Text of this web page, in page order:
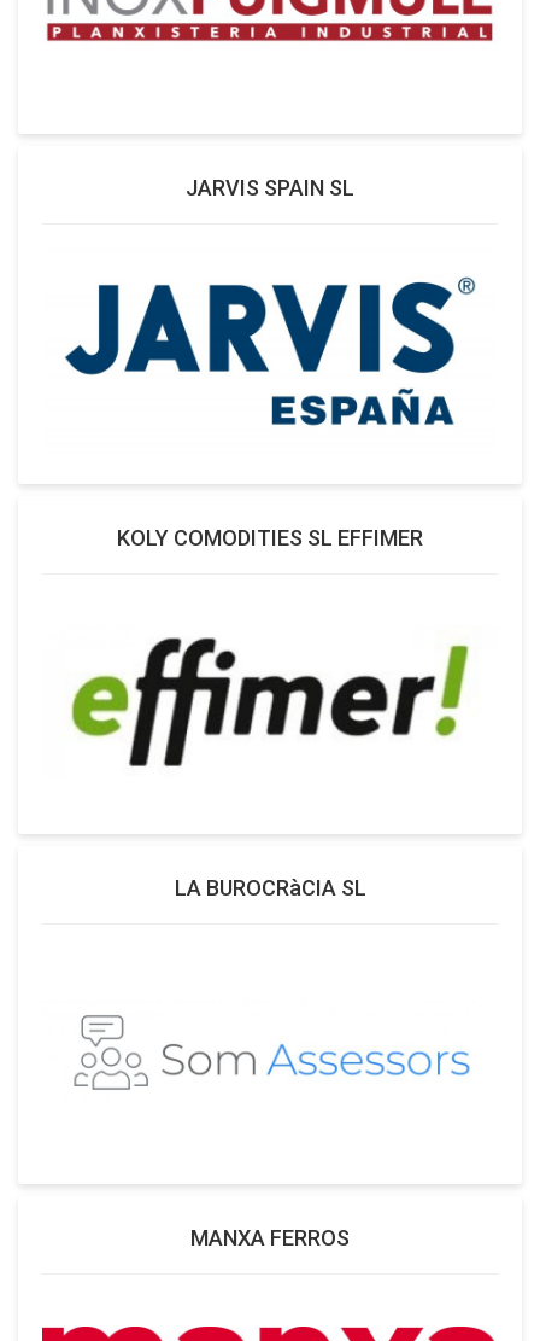
JARVIS SPAIN SL
KOLY COMODITIES SL EFFIMER
LA BUROCRàCIA SL
MANXA FERROS